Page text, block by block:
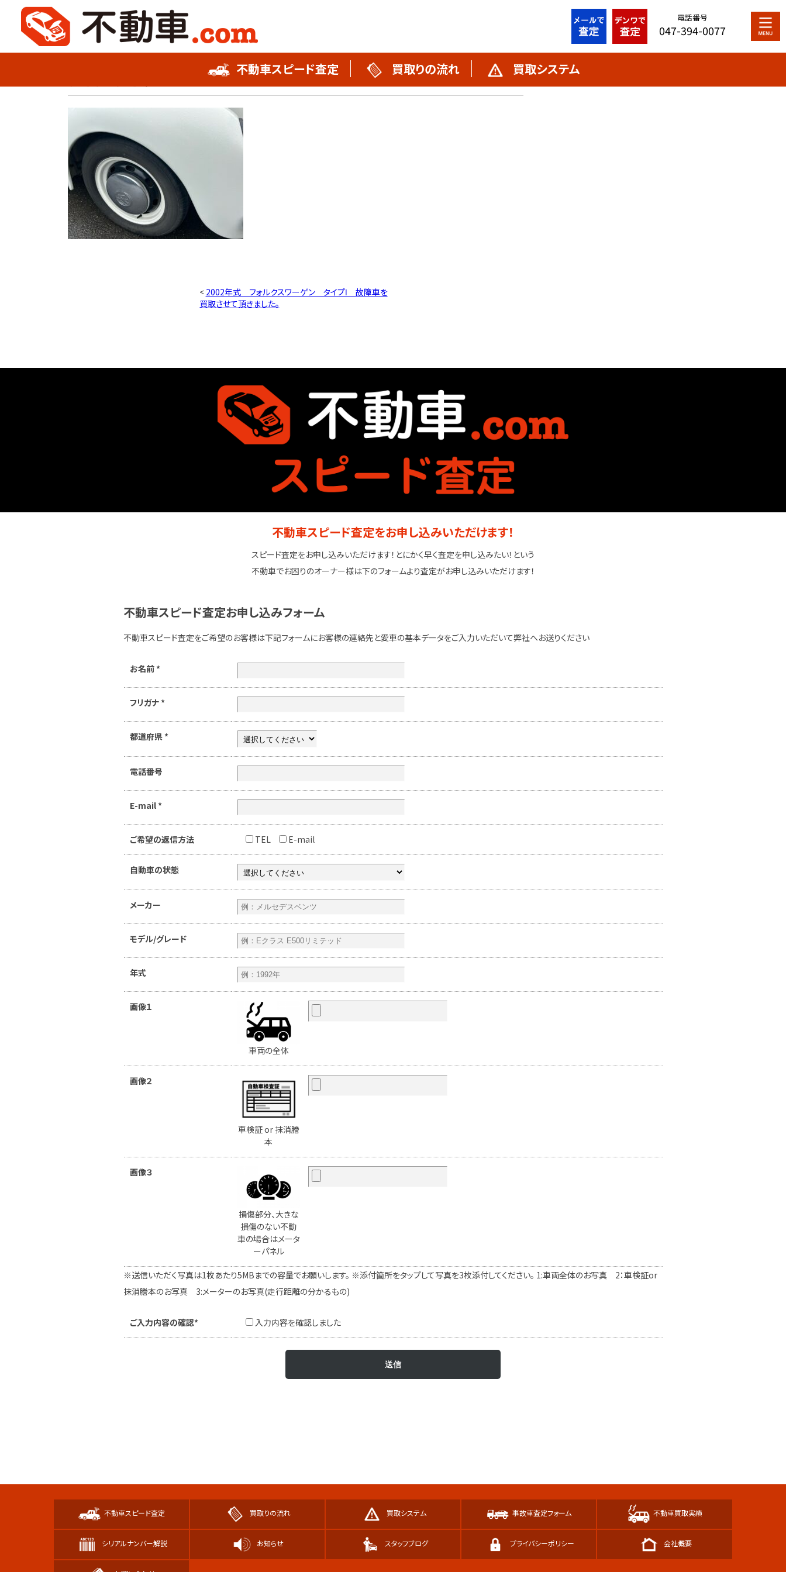
電話番号
047-394-0077
買取りの流れ
事故車査定フォーム
お知らせ
会社概要
不動車スピード査定 買取りの流れ 買取システム
< 2002年式 フォルクスワーゲン タイプⅠ 故障車を
買取させて頂きました。
最近の投稿
不動車スピード査定をお申し込みいただけます！
スピード査定をお申し込みいただけます！とにかく早く査定を申し込みたい！という
不動車でお困りのオーナー様は下のフォームより査定がお申し込みいただけます！
不動車スピード査定お申し込みフォーム
不動車スピード査定をご希望のお客様は下記フォームにお客様の連絡先と愛車の基本データをご入力いただいて弊社へお送りください
お名前 *
フリガナ *
都道府県 *
電話番号
E-mail *
ご希望の返信方法 TEL E-mail
自動車の状態
メーカー
モデル/グレード
年式
画像１
車両の全体
画像２
車検証 or 抹消謄
本
画像３
損傷部分、大きな
損傷のない不動
車の場合はメータ
ーパネル
※送信いただく写真は1枚あたり5MBまでの容量でお願いします。 ※添付箇所をタップして写真を3枚添付してください。 1:車両全体のお写真 2：車検証or
抹消謄本のお写真 3:メーターのお写真(走行距離の分かるもの)
ご入力内容の確認* 入力内容を確認しました
不動車スピード査定 買取りの流れ 買取システム 事故車査定フォーム 不動車買取実績
シリアルナンバー解説 お知らせ スタッフブログ プライバシーポリシー 会社概要